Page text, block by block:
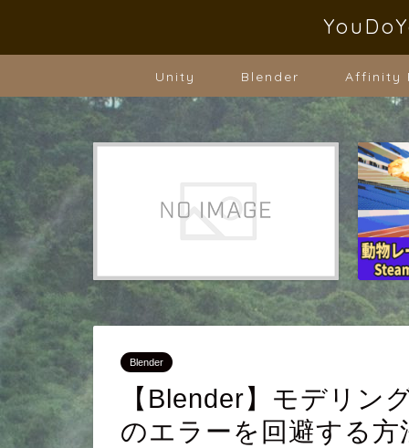
Unity Blender Affinity
Blender
【Blender】モデリン
のエラーを回避する